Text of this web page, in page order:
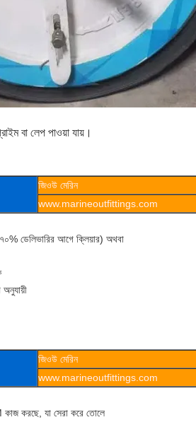
বা লেপ পাওয়া যায়।
জিওউ মেরিন
www.marineoutfittings.com
৭০% ডেলিভারির আগে ক্লিয়ার) অথবা
অনুযায়ী
জিওউ মেরিন
www.marineoutfittings.com
করছে, যা সেরা করে তোলে